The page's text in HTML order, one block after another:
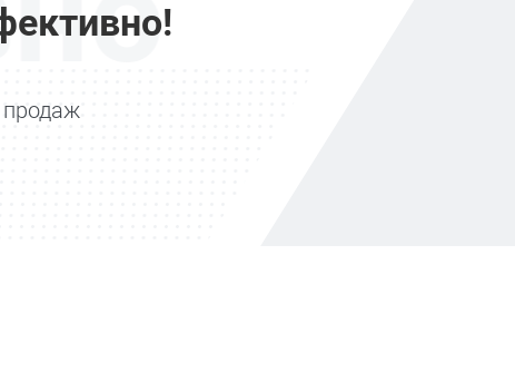
продаж